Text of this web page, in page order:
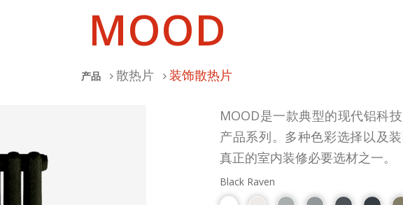
MOOD
产品 散热片 装饰散热片
MOOD是一款典型的现代铝科
产品系列。多种色彩选择以及
真正的室内装修必要选材之一。
Black Raven